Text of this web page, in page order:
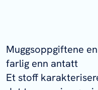
Muggsoppgiftene
farlig enn antatt
Et stoff